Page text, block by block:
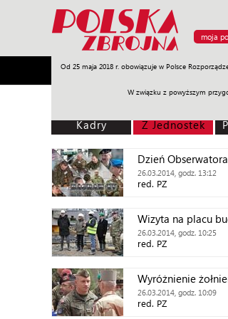
moja
Od 25 maja 2018 r. obowiązuje w Polsce
W związku z powyższym
Armia Poligon Sprzęt Misje
Kadry Z Jednostek
Dzień
26.03.2014, godz. 13:12
red. PZ
Wizyta na placu
26.03.2014, godz. 10:25
red. PZ
Wyróżnienie
26.03.2014, godz. 10:09
red. PZ